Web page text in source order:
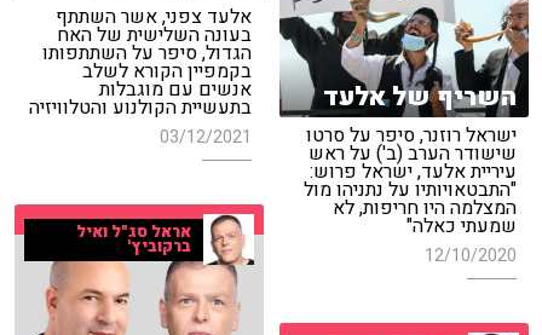
אלעד צפני, אשר השתתף
בעונה השלישית של האח
הגדול, סיפר על השתתפותו
בקמפיין הקורא לשלב
אנשים עם מוגבלות
בתעשיית הקולנוע והטלוויזיה
03/12/2021
השריף של אלעד
ישראל רוזנר, סיפר על סרטו
שישודר הערב (ב') על ראש
עיריית אלעד, ישראל פרוש:
"התבטאויותיו על נתניהו מול
המצלמה היו חריפות, לא
שמעתי כאלה"
12/10/2020
אראל סג"ל ואיל
ברקוביץ'